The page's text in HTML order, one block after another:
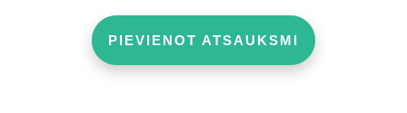
PIEVIENOT ATSAUKSMI